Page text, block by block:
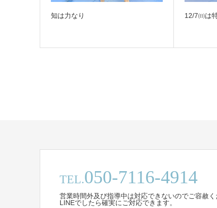
知は力なり 12/7㈰は
TEL.050-7116-4914
営業時間外及び指導中は対応できないのでご容赦
LINEでしたら確実にご対応できます。